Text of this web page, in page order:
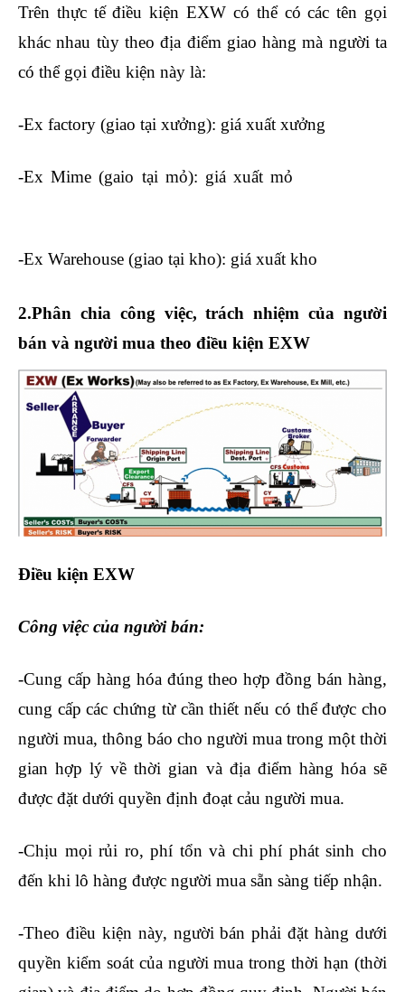
Trên thực tế điều kiện EXW có thể có các tên gọi
khác nhau tùy theo địa điểm giao hàng mà người ta
có thể gọi điều kiện này là:
-Ex factory (giao tại xưởng): giá xuất xưởng
-Ex Mime (gaio tại mỏ): giá xuất mỏ
-Ex Warehouse (giao tại kho): giá xuất kho
2.Phân chia công việc, trách nhiệm của người
bán và người mua theo điều kiện EXW
Điều kiện EXW
Công việc của người bán:
-Cung cấp hàng hóa đúng theo hợp đồng bán hàng,
cung cấp các chứng từ cần thiết nếu có thể được cho
người mua, thông báo cho người mua trong một thời
gian hợp lý về thời gian và địa điểm hàng hóa sẽ
được đặt dưới quyền định đoạt cảu người mua.
-Chịu mọi rủi ro, phí tổn và chi phí phát sinh cho
đến khi lô hàng được người mua sẵn sàng tiếp nhận.
-Theo điều kiện này, người bán phải đặt hàng dưới
quyền kiểm soát của người mua trong thời hạn (thời